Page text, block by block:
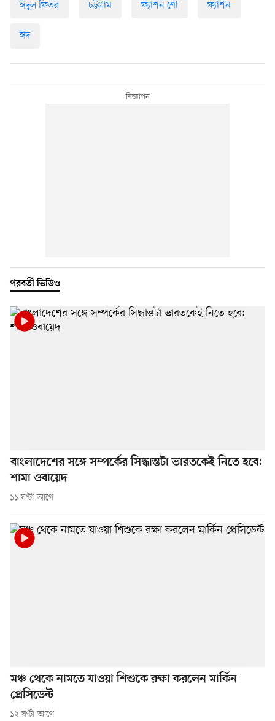
ঈদুল ফিতর চট্টগ্রাম ফ্যাশন শো ফ্যাশন
ঈদ
পরবর্তী ভিডিও
বাংলাদেশের সঙ্গে সম্পর্কের সিদ্ধান্তটা ভারতকেই নিতে হবে:
শামা ওবায়েদ
১১ ঘণ্টা আগে
মঞ্চ থেকে নামতে যাওয়া শিশুকে রক্ষা করলেন মার্কিন
প্রেসিডেন্ট
১২ ঘণ্টা আগে